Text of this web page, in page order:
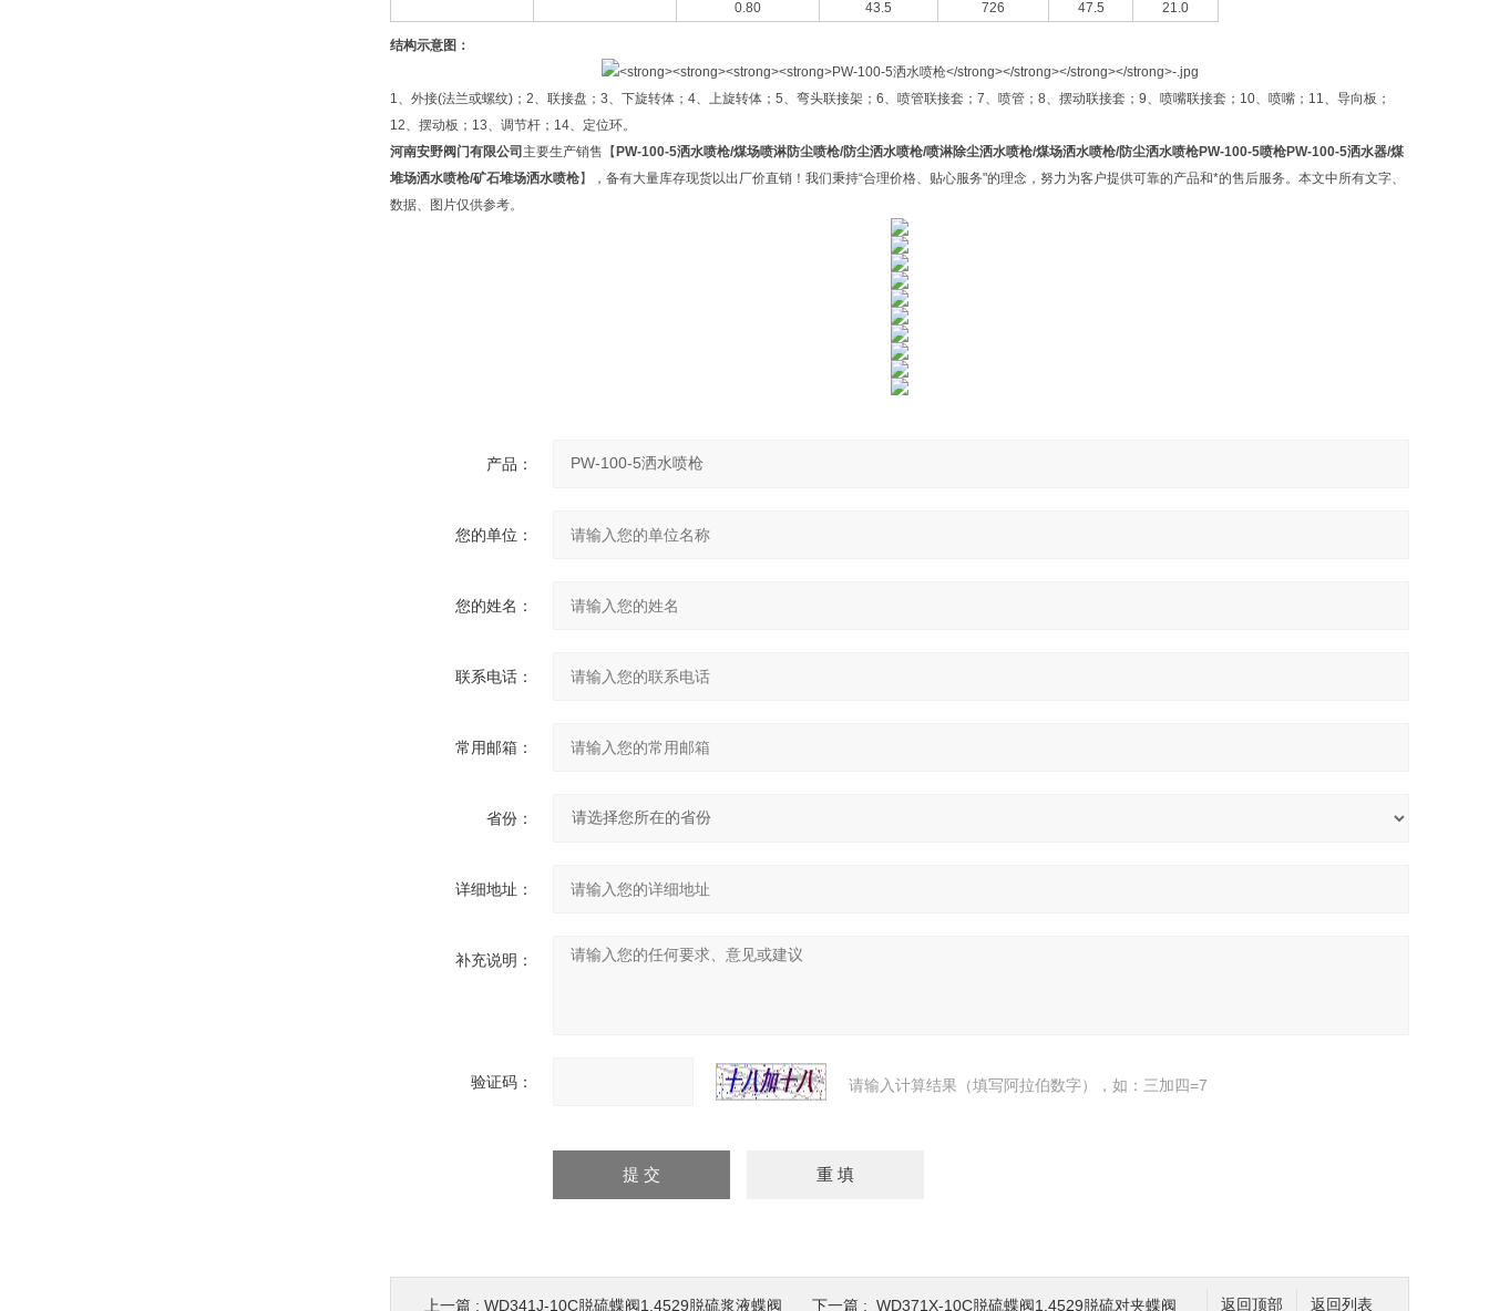
0.80
43.5 726 47.5 21.0
结构示意图：
1、外接(法兰或螺纹)；2、联接盘；3、下旋转体；4、上旋转体；5、弯头联接架；6、喷管联接套；7、喷管；8、摆动联接套；9、喷嘴联接套；10、喷嘴；11、导向板；
12、摆动板；13、调节杆；14、定位环。
河南安野阀门有限公司 主要生产销售【PW-100-5洒水喷枪/煤场喷淋防尘喷枪/防尘洒水喷枪/喷淋除尘洒水喷枪/煤场洒水喷枪/防尘洒水喷枪PW-100-5喷枪PW-100-5洒水器/煤
堆场洒水喷枪/矿石堆场洒水喷枪】，备有大量库存现货以出厂价直销！我们秉持“合理价格、贴心服务"的理念，努力为客户提供可靠的产品和*的售后服务。本文中所有文字、
数据、图片仅供参考。
产品：
您的单位：
您的姓名：
联系电话：
常用邮箱：
省份：
详细地址：
补充说明：
验证码： 请输入计算结果（填写阿拉伯数字），如：三加四=7
返回列表
返回顶部
上一篇 : WD341J-10C脱硫蝶阀1.4529脱硫浆液蝶阀 下一篇 : WD371X-10C脱硫蝶阀1.4529脱硫对夹蝶阀